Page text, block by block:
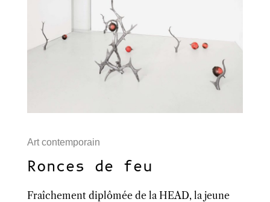
Art contemporain
Ronces de feu
Fraîchement diplômée de la HEAD, la jeune